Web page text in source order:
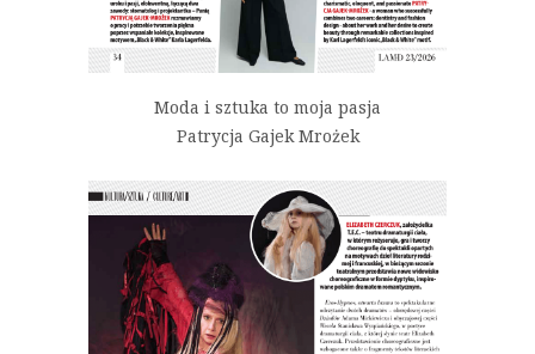
Moda i sztuka to moja pasja
Patrycja Gajek Mrożek